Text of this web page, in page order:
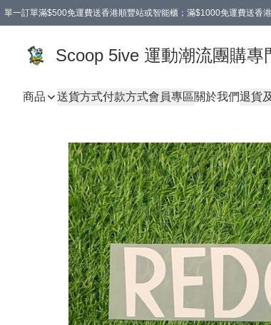
單一訂單滿$500免運費送香港順豐站或智能櫃；滿$1000免運費送香
Scoop 5ive 運動潮流團購專
商品 送貨方式付款方式會員專區關於我們退貨